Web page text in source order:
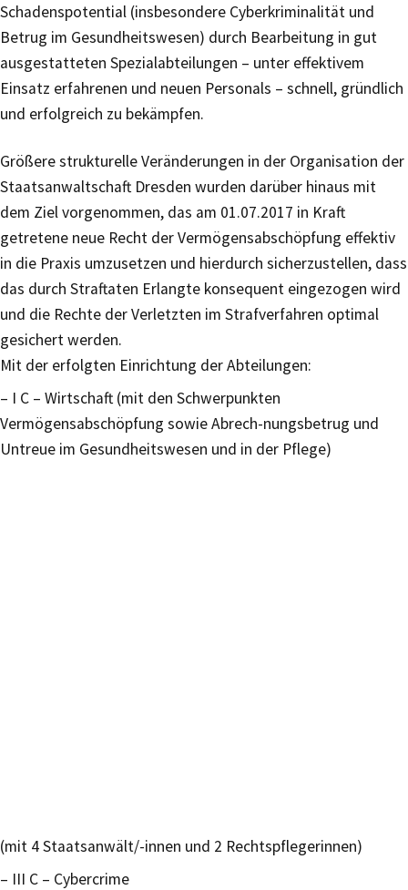
Schadenspotential (insbesondere Cyberkriminalität und
Betrug im Gesundheitswesen) durch Bearbeitung in gut
ausgestatteten Spezialabteilungen – unter effektivem
Einsatz erfahrenen und neuen Personals – schnell, gründlich
und erfolgreich zu bekämpfen.
Größere strukturelle Veränderungen in der Organisation der
Staatsanwaltschaft Dresden wurden darüber hinaus mit
dem Ziel vorgenommen, das am 01.07.2017 in Kraft
getretene neue Recht der Vermögensabschöpfung effektiv
in die Praxis umzusetzen und hierdurch sicherzustellen, dass
das durch Straftaten Erlangte konsequent eingezogen wird
und die Rechte der Verletzten im Strafverfahren optimal
gesichert werden.
Mit der erfolgten Einrichtung der Abteilungen:
– I C – Wirtschaft (mit den Schwerpunkten
Vermögensabschöpfung sowie Abrech-nungsbetrug und
Untreue im Gesundheitswesen und in der Pflege)
(mit 4 Staatsanwält/-innen und 2 Rechtspflegerinnen)
– III C – Cybercrime